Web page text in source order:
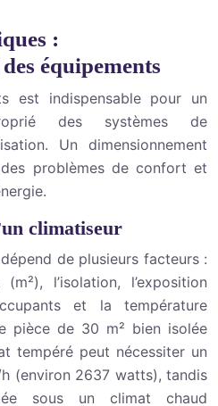
:
équipements
est indispensable pour un
des systèmes de
Un dimensionnement
problèmes de confort et
climatiseur
de plusieurs facteurs :
l’isolation, l’exposition
et la température
pièce de 30 m² bien isolée
tempéré peut nécessiter un
(environ 2637 watts), tandis
sous un climat chaud